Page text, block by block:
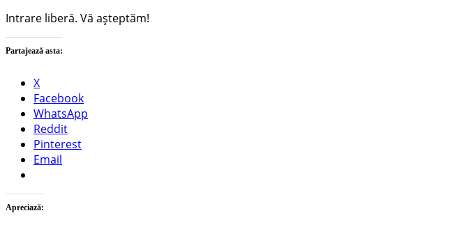
Intrare liberă. Vă așteptăm!
Partajează asta:
X
Facebook
WhatsApp
Reddit
Pinterest
Email
Apreciază: